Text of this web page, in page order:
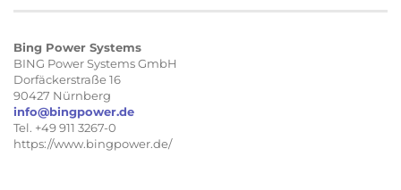
Bing Power Systems
BING Power Systems GmbH
Dorfäckerstraße 16
90427 Nürnberg
info@bingpower.de
Tel. +49 911 3267-0
https://www.bingpower.de/